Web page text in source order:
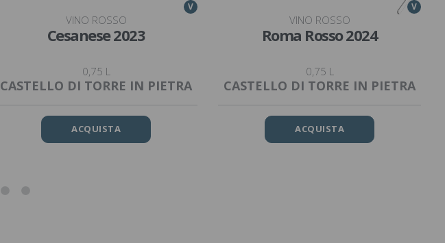
V
VINO ROSSO
Cesanese 2023
0,75 L
CASTELLO DI TORRE IN PIETRA
ACQUISTA
V
VINO ROSSO
Roma Rosso 2024
0,75 L
CASTELLO DI TORRE IN PIETRA
ACQUISTA